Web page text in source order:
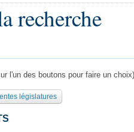
recherche
l'un des boutons pour faire un choix)
législatures